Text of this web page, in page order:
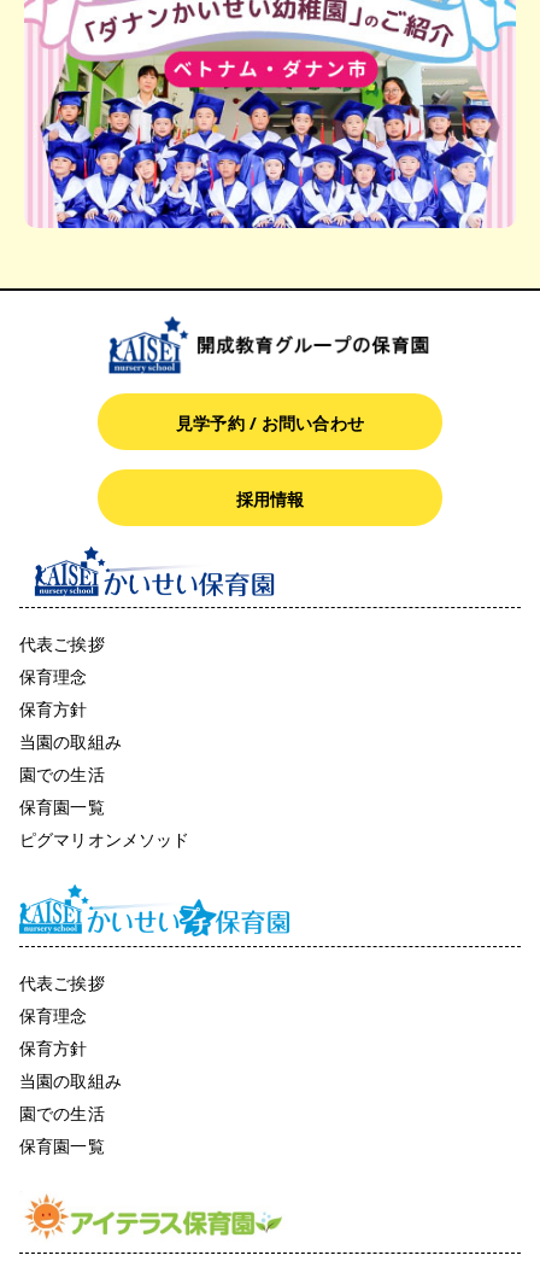
見学予約 / お問い合わせ
採用情報
代表ご挨拶
保育理念
保育方針
当園の取組み
園での生活
保育園一覧
ピグマリオンメソッド
代表ご挨拶
保育理念
保育方針
当園の取組み
園での生活
保育園一覧